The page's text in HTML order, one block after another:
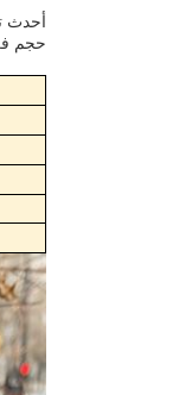
حجم